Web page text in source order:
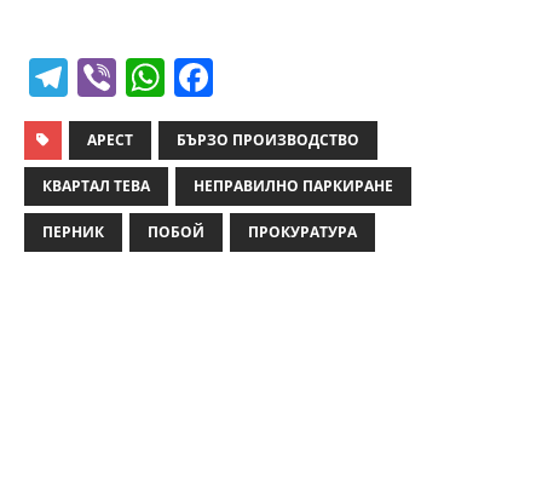
T
el
e
gr
a
Vi
b
er
W
h
at
s
A
a
c
e
АРЕСТ БЪРЗО ПРОИЗВОДСТВО
КВАРТАЛ ТЕВА НЕПРАВИЛНО ПАРКИРАНЕ
ПЕРНИК ПОБОЙ ПРОКУРАТУРА